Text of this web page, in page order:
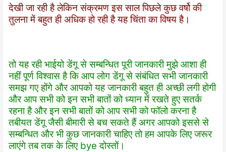
देखी जा रही है लेकिन संक्रमण इस साल पिछले कुछ वर्षो की
तुलना में बहुत ही अधिक हो रही है यह चिंता का विषय है।
तो यह रही भाईयो डेंगू से सम्बन्धित पूरी जानकारी मुझे आशा ही
नहीं पूर्ण विश्वास है कि आप लोग डेंगू से संबंधित सभी जानकारी
समझ गए होंगे और आपको यह जानकारी बहुत ही अच्छी लगी होगी
और आप सभी को इन सभी बातों को ध्यान में रखते हुए सतर्क
रहना है और इन सभी बातों को आप सभी को फॉलो करना है
तबीयत डेंगू जैसी बीमारी से बच सकते हैं अगर आपको इससे से
सम्बन्धित और भी कुछ जानकारी चाहिए तो हम आपके लिए जरूर
लाएंगे तब तक के लिए bye दोस्तों।